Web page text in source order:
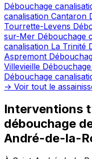
Débouchage
canalisation Cantaron
Tourrette-Levens
sur-Mer Débouchage
canalisation La Trinité
Aspremont
Villevieille
Débouchage
→ Voir tout le
Interventions
débouchage
André-de-la-